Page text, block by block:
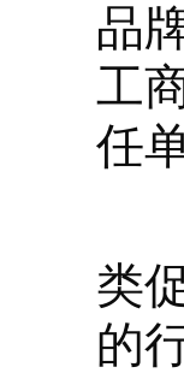
品
工
任
类
的